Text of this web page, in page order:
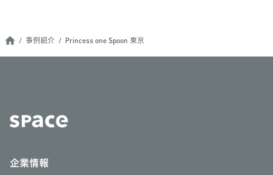
事例紹介 Princess one Spoon 東京
企業情報